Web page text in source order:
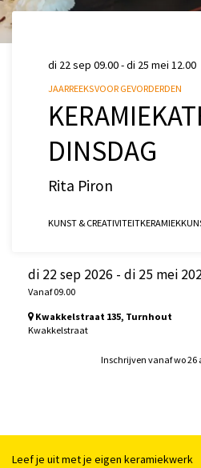
DINSDAG
Rita Piron
JAARREEKS VOOR GEVORDERDEN
di 22 sep 09.00-di 25 mei 12.00
KUNST & CREATIVITEITKERAMIEK
di 22 sep 2026 - di 25 mei
Vanaf 09.00
Kwakkelstraat 135, Turnhout
Kwakkelstraat
Inschrijven vanaf wo 26
Leef je uit met je eigen keramiekwerk